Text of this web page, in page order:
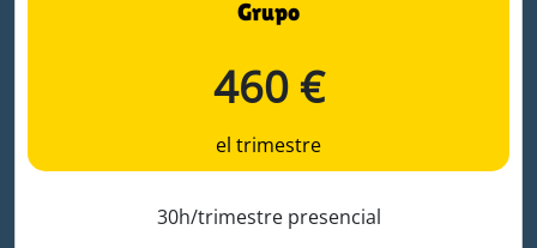
Grupo
460 €
el trimestre
30h/trimestre presencial